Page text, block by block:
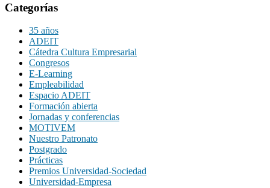
Categorías
35 años
ADEIT
Cátedra Cultura Empresarial
Congresos
E-Learning
Empleabilidad
Espacio ADEIT
Formación abierta
Jornadas y conferencias
MOTIVEM
Nuestro Patronato
Postgrado
Prácticas
Premios Universidad-Sociedad
Universidad-Empresa